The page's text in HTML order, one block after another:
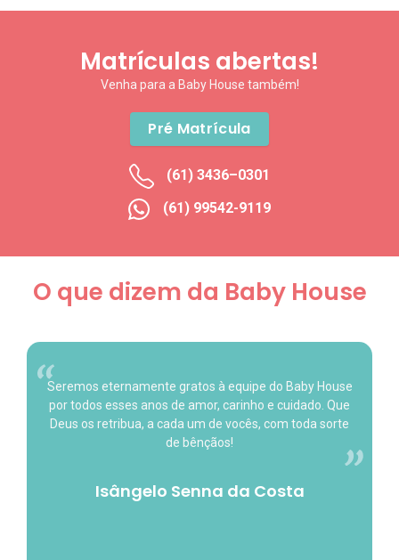
Matrículas abertas!
Venha para a Baby House também!
Pré Matrícula
(61) 3436–0301
(61) 99542-9119
O que dizem da Baby House
Seremos eternamente gratos à equipe do Baby House
por todos esses anos de amor, carinho e cuidado. Que
Deus os retribua, a cada um de vocês, com toda sorte
de bênçãos!
Isângelo Senna da Costa